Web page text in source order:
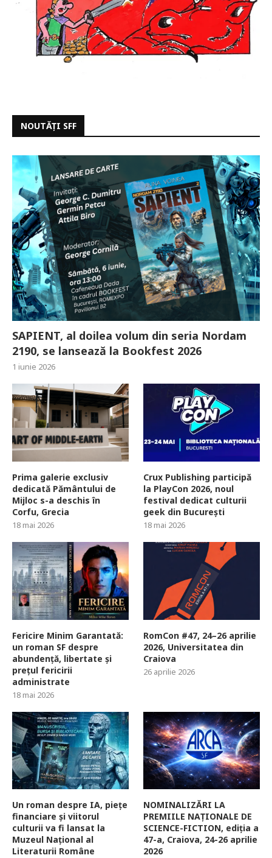
NOUTĂȚI SFF
SAPIENT, al doilea volum din seria Nordam
2190, se lansează la Bookfest 2026
1 iunie 2026
Prima galerie exclusiv
dedicată Pământului de
Mijloc s-a deschis în
Corfu, Grecia
18 mai 2026
Crux Publishing participă
la PlayCon 2026, noul
festival dedicat culturii
geek din București
18 mai 2026
Fericire Minim Garantată:
un roman SF despre
abundență, libertate și
prețul fericirii
administrate
18 mai 2026
RomCon #47, 24–26 aprilie
2026, Universitatea din
Craiova
26 aprilie 2026
Un roman despre IA, piețe
financiare și viitorul
culturii va fi lansat la
Muzeul Național al
Literaturii Române
NOMINALIZĂRI LA
PREMIILE NAȚIONALE DE
SCIENCE-FICTION, ediția a
47-a, Craiova, 24-26 aprilie
2026